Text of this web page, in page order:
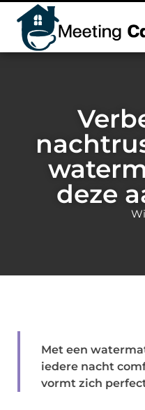
deze
Met een
iedere nacht
vormt zich